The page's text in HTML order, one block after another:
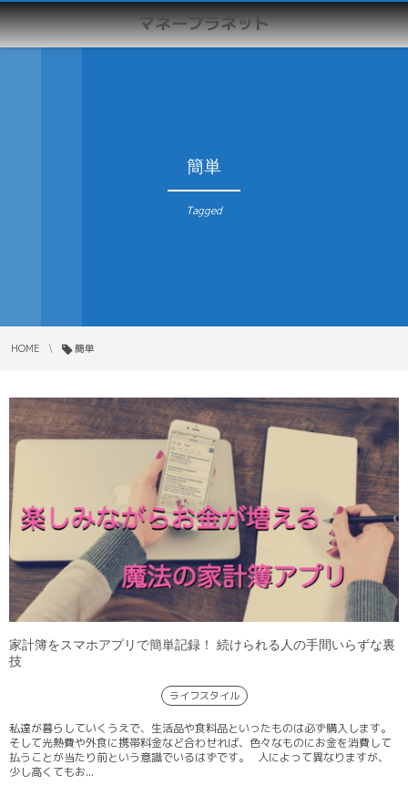
マネープラネット
簡単
Tagged
HOME 簡単
家計簿をスマホアプリで簡単記録！ 続けられる人の手間いらずな裏
技
ライフスタイル
私達が暮らしていくうえで、生活品や食料品といったものは必ず購入します。
そして光熱費や外食に携帯料金など合わせれば、色々なものにお金を消費して
払うことが当たり前という意識でいるはずです。 人によって異なりますが、
少し高くてもお...